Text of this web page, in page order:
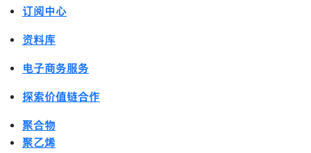
订阅中心
资料库
电子商务服务
探索价值链合作
聚合物
聚乙烯